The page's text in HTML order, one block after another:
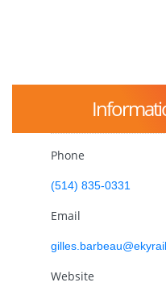
Phone
(514) 835-0331
Email
Website